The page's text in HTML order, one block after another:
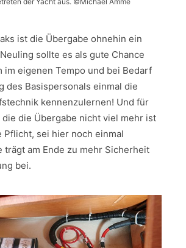
ist die Übergabe ohnehin ein
sollte es als gute Chance
im eigenen Tempo und bei Bedarf
des Basispersonals einmal die
kennenzulernen! Und für
die Übergabe nicht viel mehr ist
Pflicht, sei hier noch einmal
trägt am Ende zu mehr Sicherheit
bei.